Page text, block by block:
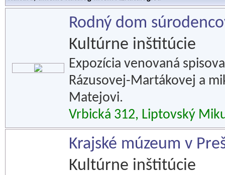
Rodný dom
Kultúrne inštitúcie
Expozícia venovaná
Rázusovej-Martákovej a
Matejovi.
Vrbická 312, Liptovský
Krajské múzeum v
Kultúrne inštitúcie